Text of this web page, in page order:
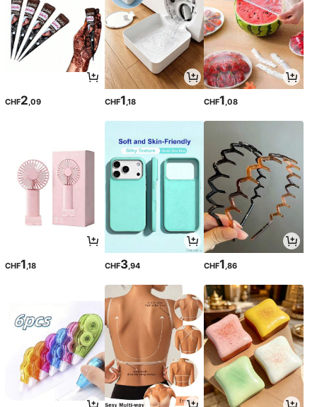
CHF2 ,09 CHF1 ,18 CHF1 ,08
CHF1,18 CHF3,94 CHF1,86